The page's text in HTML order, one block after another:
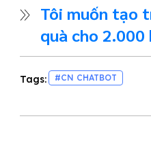
Tôi muốn tạo
quà cho 2.000
Tags: #CN CHATBOT